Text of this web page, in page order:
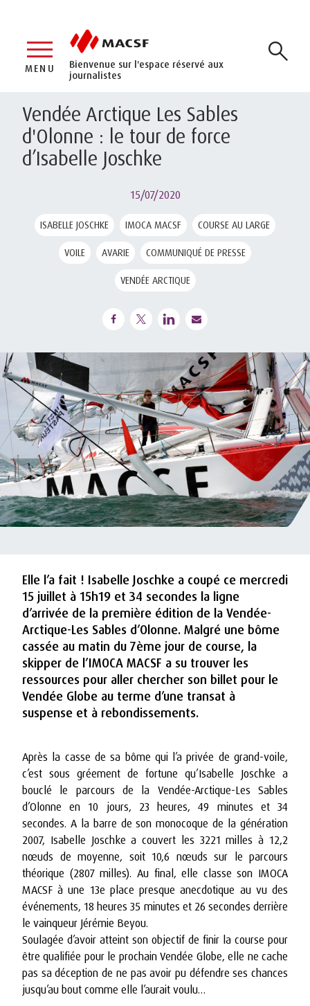
Bienvenue sur l'espace réservé aux
journalistes
MENU
Vendée Arctique Les Sables
d'Olonne : le tour de force
d’Isabelle Joschke
15/07/2020
ISABELLE JOSCHKE IMOCA MACSF COURSE AU LARGE
VOILE AVARIE COMMUNIQUÉ DE PRESSE
VENDÉE ARCTIQUE
Elle l’a fait ! Isabelle Joschke a coupé ce mercredi
15 juillet à 15h19 et 34 secondes la ligne
d’arrivée de la première édition de la Vendée-
Arctique-Les Sables d’Olonne. Malgré une bôme
cassée au matin du 7ème jour de course, la
skipper de l’IMOCA MACSF a su trouver les
ressources pour aller chercher son billet pour le
Vendée Globe au terme d’une transat à
suspense et à rebondissements.
Après la casse de sa bôme qui l’a privée de grand-voile,
c’est sous gréement de fortune qu’Isabelle Joschke a
bouclé le parcours de la Vendée-Arctique-Les Sables
d’Olonne en 10 jours, 23 heures, 49 minutes et 34
secondes. A la barre de son monocoque de la génération
2007, Isabelle Joschke a couvert les 3221 milles à 12,2
nœuds de moyenne, soit 10,6 nœuds sur le parcours
théorique (2807 milles). Au final, elle classe son IMOCA
MACSF à une 13e place presque anecdotique au vu des
événements, 18 heures 35 minutes et 26 secondes derrière
le vainqueur Jérémie Beyou.
Soulagée d’avoir atteint son objectif de finir la course pour
être qualifiée pour le prochain Vendée Globe, elle ne cache
pas sa déception de ne pas avoir pu défendre ses chances
jusqu’au bout comme elle l’aurait voulu…